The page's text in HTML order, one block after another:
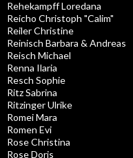
Rehekampff Loredana
Reicho Christoph "Calim"
Reiler Christine
Reinisch Barbara & Andreas
Reisch Michael
Renna Ilaria
Resch Sophie
Ritz Sabrina
Ritzinger Ulrike
Romei Mara
Romen Evi
Rose Christina
Rose Doris